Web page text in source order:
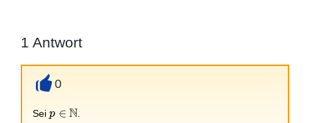
1 Antwort
0
Sei p\in
p ∈ N